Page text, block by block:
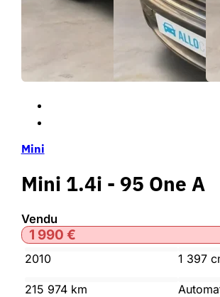
Mini
Mini 1.4i - 95 One A
Vendu
1 990€
2010 1 397
215 974 km